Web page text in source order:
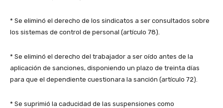
* Se eliminó el derecho de los sindicatos a ser consultados sobre
los sistemas de control de personal (artículo 78).
* Se eliminó el derecho del trabajador a ser oído antes de la
aplicación de sanciones, disponiendo un plazo de treinta días
para que el dependiente cuestionara la sanción (artículo 72).
* Se suprimió la caducidad de las suspensiones como